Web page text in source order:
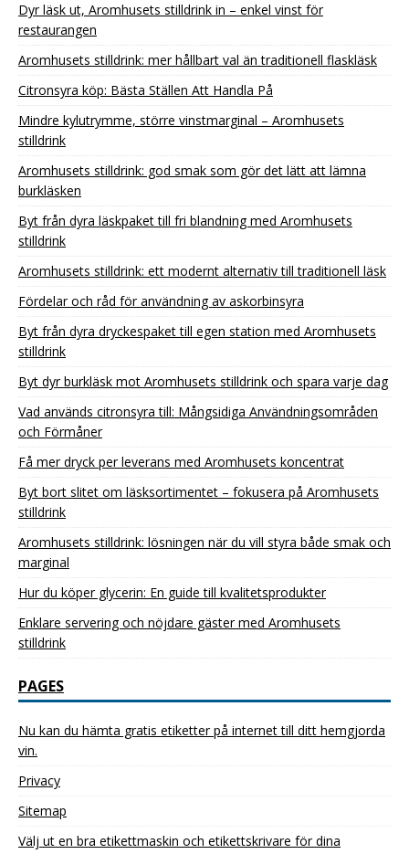
Dyr läsk ut, Aromhusets stilldrink in – enkel vinst för
restaurangen
Aromhusets stilldrink: mer hållbart val än traditionell flaskläsk
Citronsyra köp: Bästa Ställen Att Handla På
Mindre kylutrymme, större vinstmarginal – Aromhusets
stilldrink
Aromhusets stilldrink: god smak som gör det lätt att lämna
burkläsken
Byt från dyra läskpaket till fri blandning med Aromhusets
stilldrink
Aromhusets stilldrink: ett modernt alternativ till traditionell läsk
Fördelar och råd för användning av askorbinsyra
Byt från dyra dryckespaket till egen station med Aromhusets
stilldrink
Byt dyr burkläsk mot Aromhusets stilldrink och spara varje dag
Vad används citronsyra till: Mångsidiga Användningsområden
och Förmåner
Få mer dryck per leverans med Aromhusets koncentrat
Byt bort slitet om läsksortimentet – fokusera på Aromhusets
stilldrink
Aromhusets stilldrink: lösningen när du vill styra både smak och
marginal
Hur du köper glycerin: En guide till kvalitetsprodukter
Enklare servering och nöjdare gäster med Aromhusets
stilldrink
PAGES
Nu kan du hämta gratis etiketter på internet till ditt hemgjorda
vin.
Privacy
Sitemap
Välj ut en bra etikettmaskin och etikettskrivare för dina